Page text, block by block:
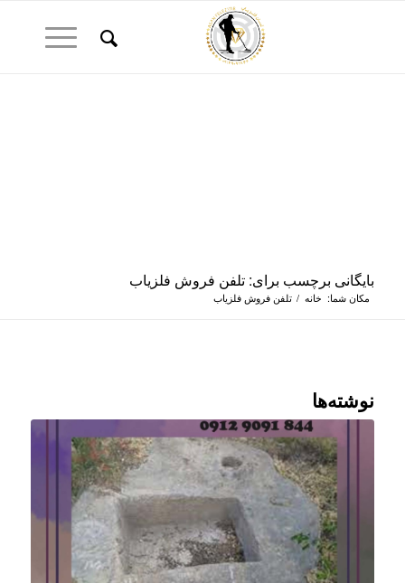
بایگانی برچسب برای: تلفن فروش فلزیاب
مکان شما: خانه / تلفن فروش فلزیاب
نوشته‌ها